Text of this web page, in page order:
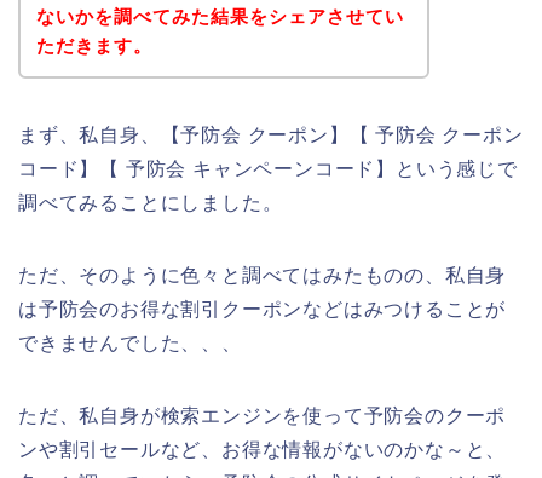
ないかを調べてみた結果をシェアさせてい
ただきます。
まず、私自身、【予防会 クーポン】【 予防会 クーポン
コード】【 予防会 キャンペーンコード】という感じで
調べてみることにしました。
ただ、そのように色々と調べてはみたものの、私自身
は予防会のお得な割引クーポンなどはみつけることが
できませんでした、、、
ただ、私自身が検索エンジンを使って予防会のクーポ
ンや割引セールなど、お得な情報がないのかな～と、